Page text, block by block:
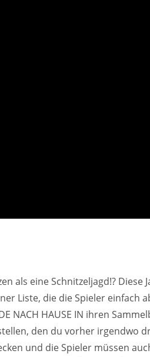
als eine Schnitzeljagd!? Diese
Liste, die die Spieler einfach
NACH HAUSE IN ihren
den du vorher irgendwo
und die Spieler müssen